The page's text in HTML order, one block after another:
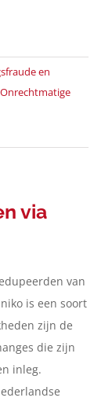
en
Onrechtmatige
via
van
is een soort
zijn de
die zijn
inleg.